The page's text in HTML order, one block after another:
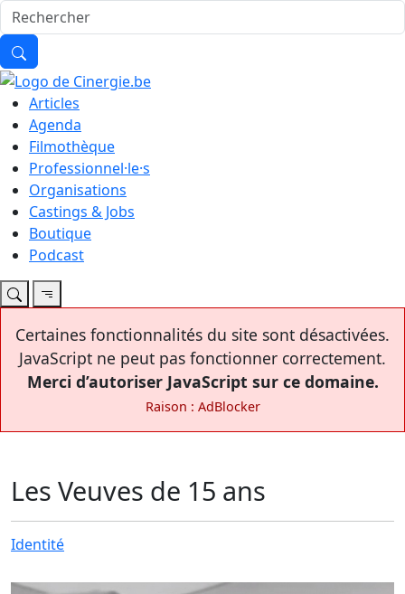
Articles
Agenda
Filmothèque
Professionnel·le·s
Organisations
Castings & Jobs
Boutique
Podcast
Certaines fonctionnalités du site sont désactivées.
JavaScript ne peut pas fonctionner correctement.
Merci d’autoriser JavaScript sur ce domaine.
Raison : AdBlocker
Les Veuves de 15 ans
Identité